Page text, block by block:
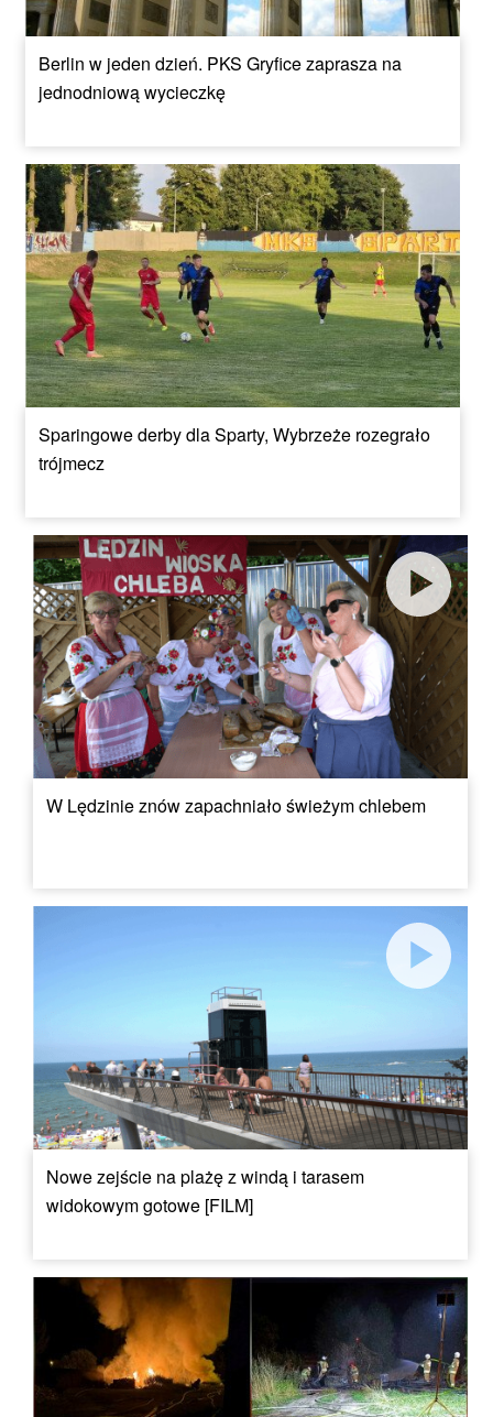
Berlin w jeden dzień. PKS Gryfice zaprasza na
jednodniową wycieczkę
Sparingowe derby dla Sparty, Wybrzeże rozegrało
trójmecz
W Lędzinie znów zapachniało świeżym chlebem
Nowe zejście na plażę z windą i tarasem
widokowym gotowe [FILM]